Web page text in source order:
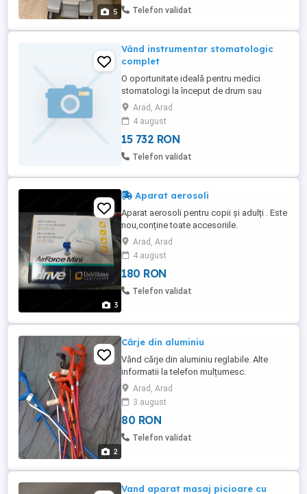
5
Power Angio, SonoCT, XRES, Panoramic
Telefon validat
Vând instrumentar stomatologic
complet
O oportunitate ideală pentru medici
stomatologi la început de drum sau
pentru completarea dotării unui cabinet!
Vând set complet de instrumentar
stomatologic, în stare foarte bună,
rezultat din desființarea unui cabinet
stomatologic din Arad. Setul include tot
activitatea ...
Arad, Arad
4 august
15 732 RON
Telefon validat
3
Aparat aerosoli
Aparat aerosoli pentru copii și adulți . Este
nou,conține toate accesoriile.
Arad, Arad
4 august
180 RON
Telefon validat
2
Cărje din aluminiu
Vănd cărje din aluminiu reglabile. Alte
informatii la telefon mulțumesc.
Arad, Arad
3 august
80 RON
Telefon validat
Vand aparat masaj picioare cu